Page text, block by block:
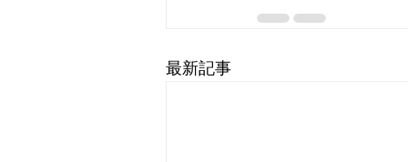
最新記事